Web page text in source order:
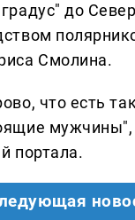
до
Смолина.
что есть
мужчины",
портала.